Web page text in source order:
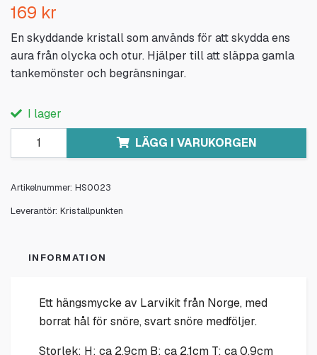
169 kr
En skyddande kristall som används för att skydda ens
aura från olycka och otur. Hjälper till att släppa gamla
tankemönster och begränsningar.
I lager
LÄGG I VARUKORGEN
Artikelnummer: HS0023
Leverantör: Kristallpunkten
INFORMATION
Ett hängsmycke av Larvikit från Norge, med
borrat hål för snöre, svart snöre medföljer.
Storlek: H: ca 2,9cm B: ca 2,1cm T: ca 0,9cm